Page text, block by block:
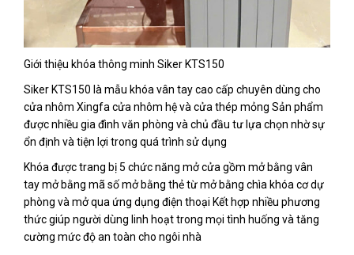
Giới thiệu khóa thông minh Siker KTS150
Siker KTS150 là mẫu khóa vân tay cao cấp chuyên dùng cho
cửa nhôm Xingfa cửa nhôm hệ và cửa thép mỏng Sản phẩm
được nhiều gia đình văn phòng và chủ đầu tư lựa chọn nhờ sự
ổn định và tiện lợi trong quá trình sử dụng
Khóa được trang bị 5 chức năng mở cửa gồm mở bằng vân
tay mở bằng mã số mở bằng thẻ từ mở bằng chìa khóa cơ dự
phòng và mở qua ứng dụng điện thoại Kết hợp nhiều phương
thức giúp người dùng linh hoạt trong mọi tình huống và tăng
cường mức độ an toàn cho ngôi nhà